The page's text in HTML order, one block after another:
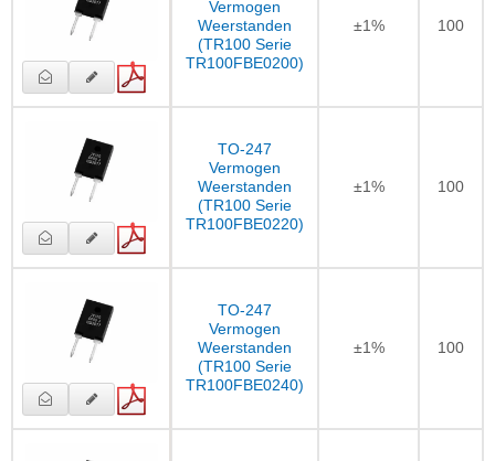
Vermogen
Weerstanden
(TR100 Serie
TR100FBE0200)
±1% 100
TO-247
Vermogen
Weerstanden
(TR100 Serie
TR100FBE0220)
±1% 100
TO-247
Vermogen
Weerstanden
(TR100 Serie
TR100FBE0240)
±1% 100